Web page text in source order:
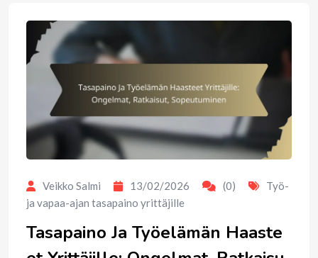
Veikko Salmi 13/02/2026 (0)
Työ-
ja vapaa-ajan tasapaino yrittäjille
Tasapaino Ja Työelämän Haaste